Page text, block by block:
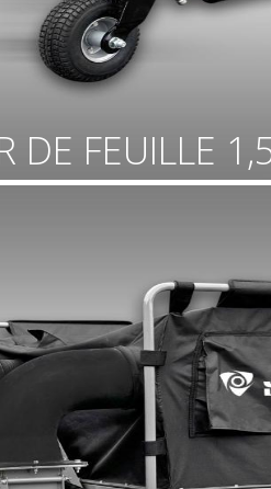
DE FEUILLE
à entraînement
en hauteur - vidange
à ouverture
(pour un bon suivit du
35 à 60 litres maximum
effet + un retour
un couteau hacheur